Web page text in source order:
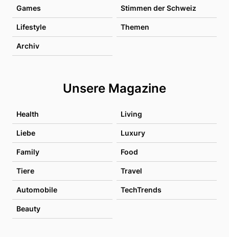
Games Stimmen der Schweiz
Lifestyle Themen
Archiv
Unsere Magazine
Health Living
Liebe Luxury
Family Food
Tiere Travel
Automobile TechTrends
Beauty